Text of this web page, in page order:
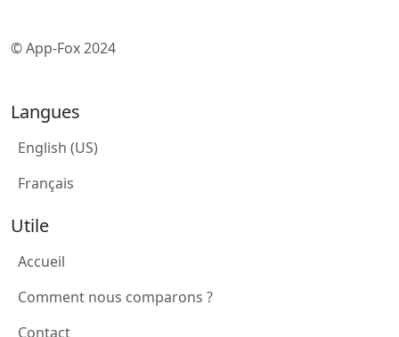
© App-Fox 2024
Langues
English (US)
Français
Utile
Accueil
Comment nous comparons ?
Contact